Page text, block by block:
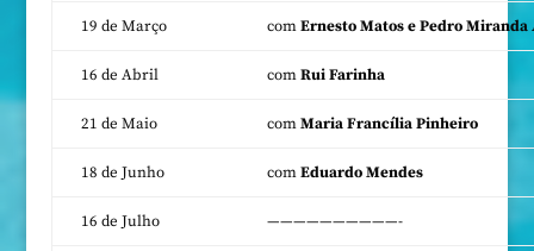
19 de Março comErnesto Matos e Pedro
16 de Abril comRui Farinha
21 de Maio comMaria Francília Pinheiro
18 de Junho comEduardo Mendes
16 de Julho ——————————-